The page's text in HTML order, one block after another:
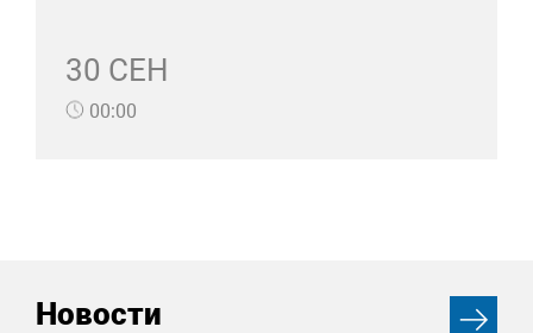
30 СЕН
00:00
Новости